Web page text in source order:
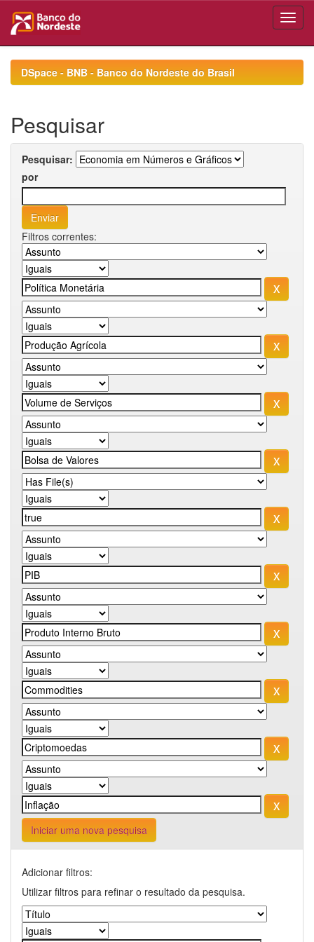
navigationDSpace - BNB - Banco do Nordeste do Brasil
Pesquisar
Pesquisar:
por
Filtros correntes:
Iniciar uma nova pesquisa
Adicionar filtros:
Utilizar filtros para refinar o resultado da pesquisa.